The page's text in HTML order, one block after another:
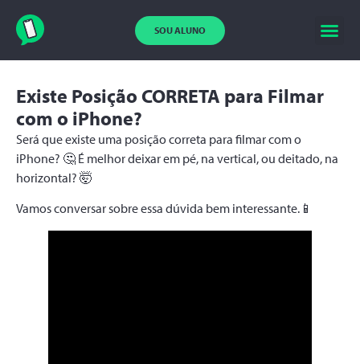
SOU ALUNO
Existe Posição CORRETA para Filmar
com o iPhone?
Será que existe uma posição correta para filmar com o
iPhone? 🤔 É melhor deixar em pé, na vertical, ou deitado, na
horizontal? 🤯
Vamos conversar sobre essa dúvida bem interessante.📱